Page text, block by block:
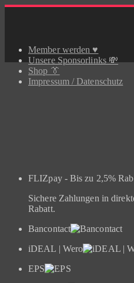
Skip
Member werden ♥️
Unsere Sponsorlinks 💸
Shop 👔
Impressum / Datenschutz
FLIZpay - Bis zu 2,5%
Sichere Zahlungen in
Rabatt.
Bancontact
iDEAL | Wero
EPS